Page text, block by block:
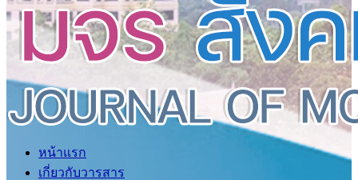
หน้าแรก
เกี่ยวกับวารสาร